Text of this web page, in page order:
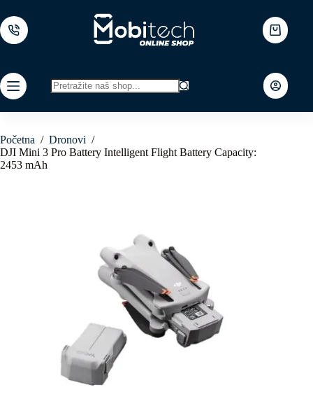
to
content
Shopping
cart
results
Početna / Dronovi /
DJI Mini 3 Pro Battery Intelligent Flight Battery Capacity:
2453 mAh